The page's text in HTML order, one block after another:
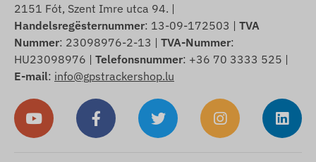
2151 Fót, Szent Imre utca 94. |
Handelsregësternummer: 13-09-172503 | TVA
Nummer: 23098976-2-13 | TVA-Nummer:
HU23098976 | Telefonsnummer: +36 70 3333 525 |
E-mail: info@gpstrackershop.lu